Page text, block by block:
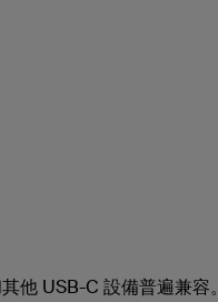
他 USB-C 設備普遍兼容。